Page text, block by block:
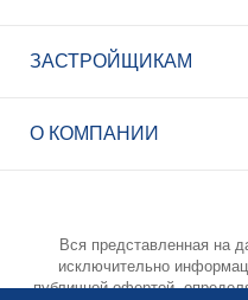
+7
ЗАСТРОЙЩИКАМ
О КОМПАНИИ
Вся представленная на
исключительно
публичной офертой,